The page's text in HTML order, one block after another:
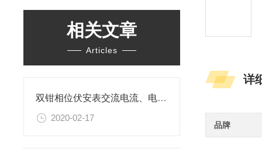
相关文章
Articles
双钳相位伏安表交流电流、电压的测定方式
2020-02-17
详
品牌